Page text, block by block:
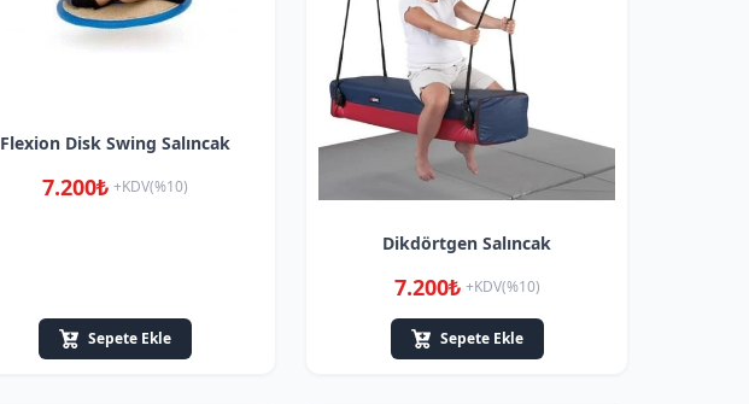
Flexion Disk Swing Salıncak
7.200₺ +KDV(%10)
Sepete Ekle
Dikdörtgen Salıncak
7.200₺ +KDV(%10)
Sepete Ekle